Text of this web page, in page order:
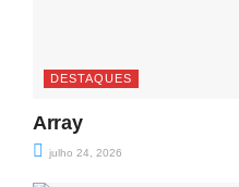
DESTAQUES
Array
julho 24, 2026